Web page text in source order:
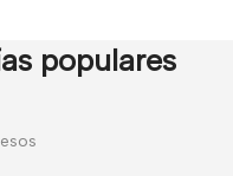
populares